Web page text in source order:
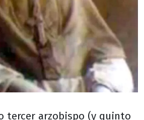
tercer arzobispo (y quinto